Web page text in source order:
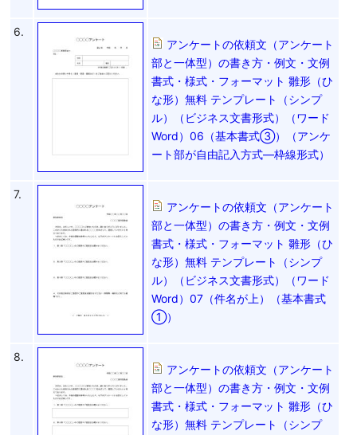
6.
アンケートの依頼文（アンケート
部と一体型）の書き方・例文・文例
書式・様式・フォーマット 雛形（ひ
な形）無料 テンプレート（シンプ
ル）（ビジネス文書形式）（ワード
Word）06（基本書式③）（アンケ
ート部が自由記入方式―枠線形式）
7.
アンケートの依頼文（アンケート
部と一体型）の書き方・例文・文例
書式・様式・フォーマット 雛形（ひ
な形）無料 テンプレート（シンプ
ル）（ビジネス文書形式）（ワード
Word）07（件名が上）（基本書式
①）
8.
アンケートの依頼文（アンケート
部と一体型）の書き方・例文・文例
書式・様式・フォーマット 雛形（ひ
な形）無料 テンプレート（シンプ